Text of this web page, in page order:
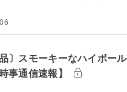
品〕スモーキーなハイボー
事通信速報】